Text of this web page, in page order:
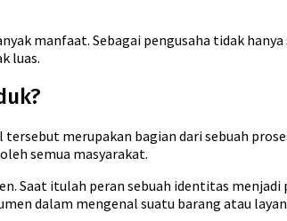
manfaat. Sebagai pengusaha tidak
luas.
merupakan bagian dari sebuah
semua masyarakat.
Saat itulah peran sebuah identitas
dalam mengenal suatu barang atau